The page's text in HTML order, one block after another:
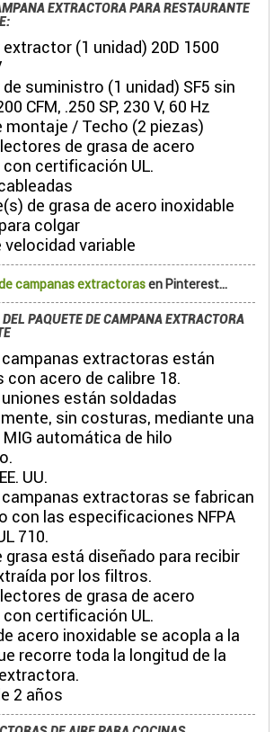
EXTRACTORA PARA RESTAURANTE
(1 unidad) 20D 1500
suministro (1 unidad) SF5 sin
CFM, .250 SP, 230 V, 60 Hz
montaje / Techo (2 piezas)
de grasa de acero
con certificación UL.
de grasa de acero inoxidable
colgar
velocidad variable
campanas extractorasen Pinterest...
PAQUETE DE CAMPANA EXTRACTORA
extractoras están
con acero de calibre 18.
están soldadas
sin costuras, mediante una
automática de hilo
UU.
extractoras se fabrican
con las especificaciones NFPA
710.
grasa está diseñado para recibir
por los filtros.
de grasa de acero
con certificación UL.
acero inoxidable se acopla a la
recorre toda la longitud de la
2 años